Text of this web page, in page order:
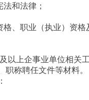
和法律；
、职业（执业）资格
以上企事业单位相关
称聘任文件等材料。